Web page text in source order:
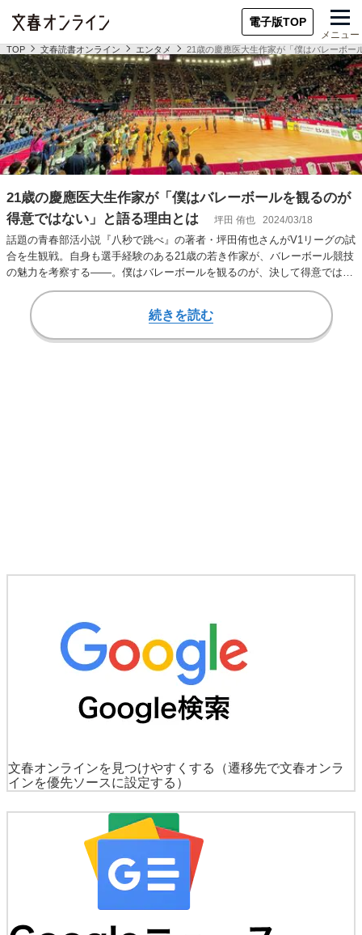
電子版TOP
メニュー
TOP 文春読書オンライン エンタメ 21歳の慶應医大生作家が「僕はバレーボー
21歳の慶應医大生作家が「僕はバレーボールを観るのが
得意ではない」と語る理由とは
坪田 侑也 2024/03/18
話題の青春部活小説『八秒で跳べ』の著者・坪田侑也さんがV1リーグの試
合を生観戦。自身も選手経験のある21歳の若き作家が、バレーボール競技
の魅力を考察する――。僕はバレーボールを観るのが、決して得意ではな
いと思う。 …
続きを読む
文春オンラインを見つけやすくする
（遷移先で文春オンラ
インを優先ソースに設定する）